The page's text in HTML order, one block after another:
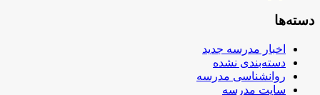
دسته‌ها
اخبار مدرسه جدید
دسته‌بندی نشده
روانشناسی مدرسه
سایت مدرسه